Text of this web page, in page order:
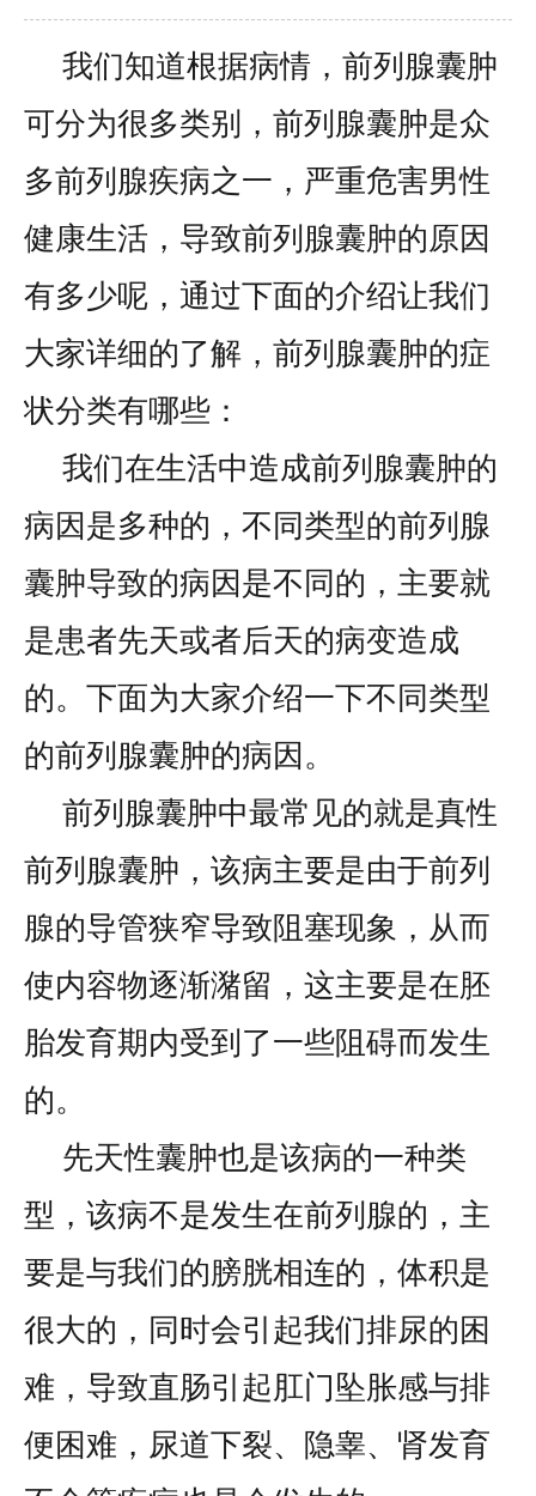
我们知道根据病情，前列腺囊肿
可分为很多类别，前列腺囊肿是众
多前列腺疾病之一，严重危害男性
健康生活，导致前列腺囊肿的原因
有多少呢，通过下面的介绍让我们
大家详细的了解，前列腺囊肿的症
状分类有哪些：
我们在生活中造成前列腺囊肿的
病因是多种的，不同类型的前列腺
囊肿导致的病因是不同的，主要就
是患者先天或者后天的病变造成
的。下面为大家介绍一下不同类型
的前列腺囊肿的病因。
前列腺囊肿中最常见的就是真性
前列腺囊肿，该病主要是由于前列
腺的导管狭窄导致阻塞现象，从而
使内容物逐渐潴留，这主要是在胚
胎发育期内受到了一些阻碍而发生
的。
先天性囊肿也是该病的一种类
型，该病不是发生在前列腺的，主
要是与我们的膀胱相连的，体积是
很大的，同时会引起我们排尿的困
难，导致直肠引起肛门坠胀感与排
便困难，尿道下裂、隐睾、肾发育